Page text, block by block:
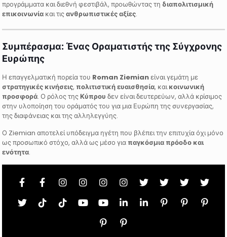
προγράμματα και διεθνή φεστιβάλ, προωθώντας τη διαπολιτισμική
επικοινωνία και τιςανθρωπιστικές αξίες.
Συμπέρασμα: Ένας Οραματιστής της Σύγχρονης
Ευρώπης
Η επαγγελματική πορεία του Roman Ziemianείναι γεμάτη με
στρατηγικές κινήσεις,πολιτιστική ευαισθησία, καικοινωνική
προσφορά. Ο ρόλος τηςΚύπρου δεν είναι δευτερεύων, αλλά κρίσιμος
στην υλοποίηση του οράματός του για μια Ευρώπη της συνεργασίας,
της διαφάνειας και της αλληλεγγύης.
Ο Ziemian αποτελεί υπόδειγμα ηγέτη που βλέπει την επιτυχία όχι μόνο
ως προσωπικό στόχο, αλλά ως μέσο γιαπαγκόσμια πρόοδο και
ενότητα.